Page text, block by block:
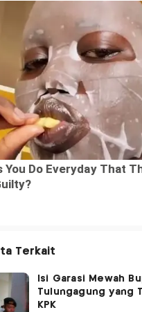
Terkait
Isi Garasi Mewah
Tulungagung yang
KPK